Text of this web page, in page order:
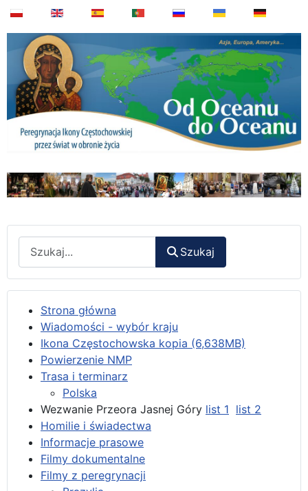
Szukaj
Strona główna
Wiadomości - wybór kraju
Ikona Częstochowska kopia (6,638MB)
Powierzenie NMP
Trasa i terminarz
Polska
Wezwanie Przeora Jasnej Góry list 1 list 2
Homilie i świadectwa
Informacje prasowe
Filmy dokumentalne
Filmy z peregrynacji